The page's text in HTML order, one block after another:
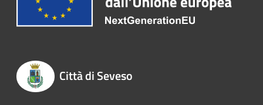
Città di Seveso